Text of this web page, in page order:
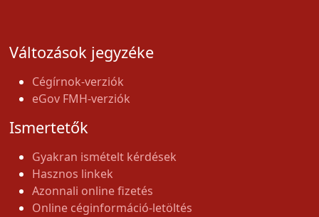
Változások jegyzéke
Cégírnok-verziók
eGov FMH-verziók
Ismertetők
Gyakran ismételt kérdések
Hasznos linkek
Azonnali online fizetés
Online céginformáció-letöltés